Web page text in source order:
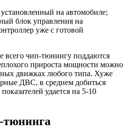
на автомобиле;
блок управления на
уже с готовой
всего чип-тюнингу поддаются
прироста мощности можно
движках любого типа. Хуже
ДВС, в среднем добиться
удается на 5-10
тюнинга